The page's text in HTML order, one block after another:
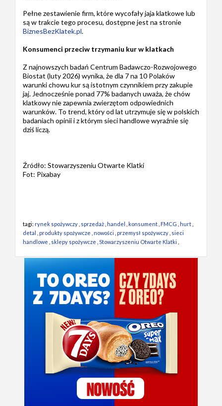
Pełne zestawienie firm, które wycofały jaja klatkowe lub
są w trakcie tego procesu, dostępne jest na stronie
BiznesBezKlatek.pl.
Konsumenci przeciw trzymaniu kur w klatkach
Z najnowszych badań Centrum Badawczo-Rozwojowego
Biostat (luty 2026) wynika, że dla 7 na 10 Polaków
warunki chowu kur są istotnym czynnikiem przy zakupie
jaj. Jednocześnie ponad 77% badanych uważa, że chów
klatkowy nie zapewnia zwierzętom odpowiednich
warunków. To trend, który od lat utrzymuje się w polskich
badaniach opinii i z którym sieci handlowe wyraźnie się
dziś liczą.
Źródło: Stowarzyszeniu Otwarte Klatki
Fot: Pixabay
tagi: rynek spożywczy sprzedaż handel konsument FMCG hurt
detal
produkty spożywcze nowości przemysł spożywczy sieci
handlowe
sklepy spożywcze Stowarzyszeniu Otwarte Klatki